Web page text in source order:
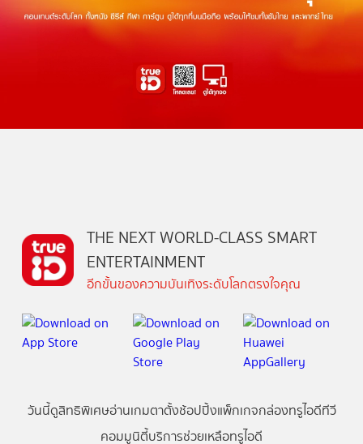
THE NEXT WORLD-CLASS SMART
ENTERTAINMENT
อีกขั้นของความบันเทิงระดับโลกตรงใจคุณ
วันนี้ดูสิทธิพิเศษอ่านเกมตาตั้งช้อปปิ้งแพ็กเกจกล่องทรูไอดีทีวี
คอมมูนิตี้บริการช่วยเหลือทรูไอดี